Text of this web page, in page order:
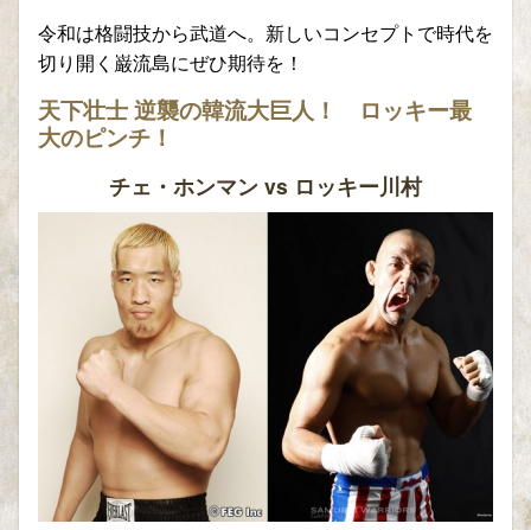
令和は格闘技から武道へ。新しいコンセプトで時代を
切り開く巌流島にぜひ期待を！
天下壮士 逆襲の韓流大巨人！ ロッキー最
大のピンチ！
チェ・ホンマン vs ロッキー川村